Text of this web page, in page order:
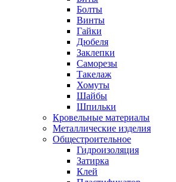
Болты
Винты
Гайки
Дюбеля
Заклепки
Саморезы
Такелаж
Хомуты
Шайбы
Шпильки
Кровельные материалы
Металлические изделия
Общестроительное
Гидроизоляция
Затирка
Клей